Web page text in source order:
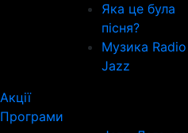
Яка це була
пісня?
Музика Radio
Jazz
Акції
Програми